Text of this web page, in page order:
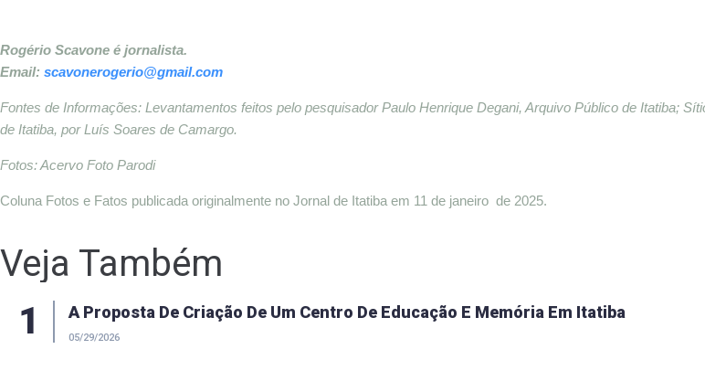
Rogério Scavone é jornalista.
Email: scavonerogerio@gmail.com
Fontes de Informações: Levantamentos feitos pelo pesquisador Paulo Henrique Degani, Arquivo Público de Itatiba;
de Itatiba, por Luís Soares de Camargo.
Fotos: Acervo Foto Parodi
Coluna Fotos e Fatos publicada originalmente no Jornal de Itatiba em 11 de janeiro de 2025.
Veja Também
1
A Proposta De Criação De Um Centro De Educação E Memória Em Itatiba
05/29/2026